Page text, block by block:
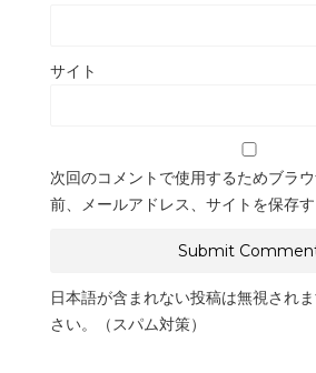
サイト
次回のコメントで使用するためブラ
前、メールアドレス、サイトを保存す
日本語が含まれない投稿は無視され
さい。（スパム対策）